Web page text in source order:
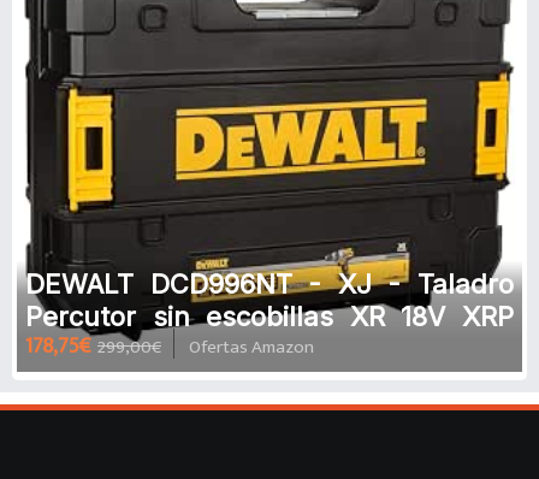
DEWALT DCD996NT - XJ - Taladro
Percutor sin escobillas XR 18V XRP
13mm 95Nm sin cargador/batería co
178,75€ 299,00€ Ofertas Amazon